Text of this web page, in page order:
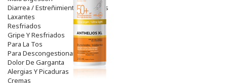
Diarrea / Estreñimiento / Vómitos
Laxantes
Resfriados
Gripe Y Resfriados
Para La Tos
Para Descongestionar La Nariz
Dolor De Garganta
Alergias Y Picaduras
Cremas